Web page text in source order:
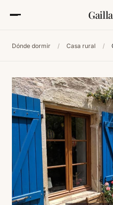
Dónde dormir / Casa rural /